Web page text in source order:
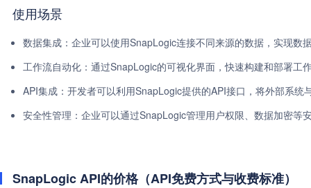
使用场景
数据集成：企业可以使用SnapLogic连接不同来源的数据，实现数
工作流自动化：通过SnapLogic的可视化界面，快速构建和部署工
API集成：开发者可以利用SnapLogic提供的API接口，将外部系统
安全性管理：企业可以通过SnapLogic管理用户权限、数据加密等
SnapLogic API的价格（API免费方式与收费标准）